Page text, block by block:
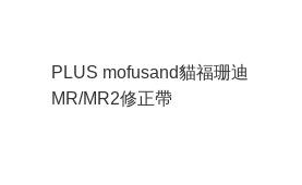
PLUS mofusand貓福珊迪
MR/MR2修正帶